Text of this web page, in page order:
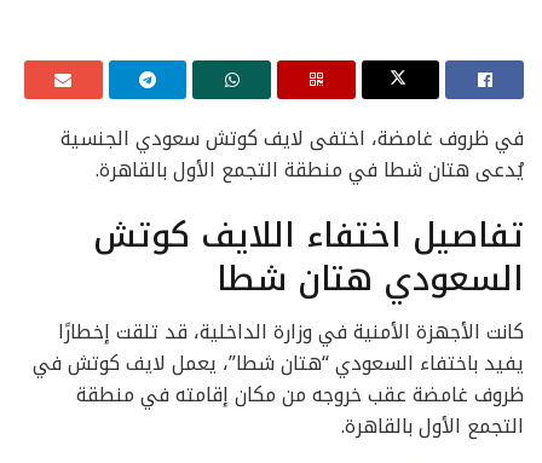
في ظروف غامضة، اختفى لايف كوتش سعودي الجنسية
يُدعى هتان شطا في منطقة التجمع الأول بالقاهرة.
تفاصيل اختفاء اللايف كوتش
السعودي هتان شطا
كانت الأجهزة الأمنية في وزارة الداخلية، قد تلقت إخطارًا
يفيد باختفاء السعودي “هتان شطا”، يعمل لايف كوتش في
ظروف غامضة عقب خروجه من مكان إقامته في منطقة
التجمع الأول بالقاهرة.